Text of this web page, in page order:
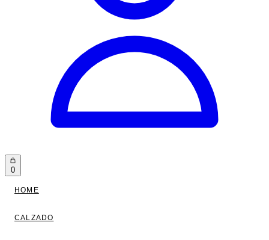
0
HOME
CALZADO